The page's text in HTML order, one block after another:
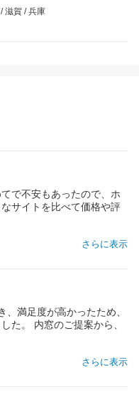
滋賀 / 兵庫
で不安もあったので、ホ
サイトを比べて価格や評
さらに表示
満足度が高かったため、
た。 内窓のご提案から、
さらに表示